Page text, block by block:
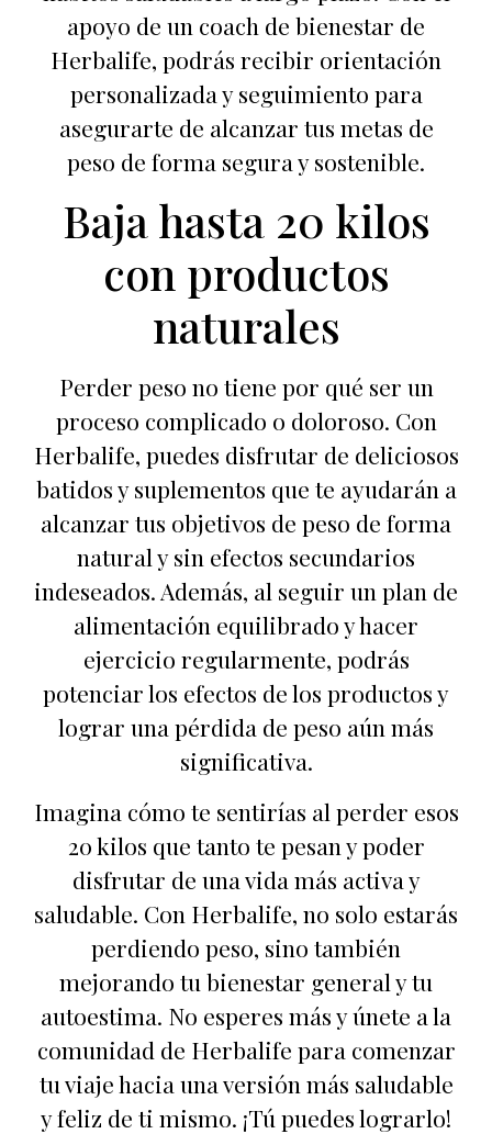
apoyo de un coach de bienestar de
Herbalife, podrás recibir orientación
personalizada y seguimiento para
asegurarte de alcanzar tus metas de
peso de forma segura y sostenible.
Baja hasta 20 kilos
con productos
naturales
Perder peso no tiene por qué ser un
proceso complicado o doloroso. Con
Herbalife, puedes disfrutar de deliciosos
batidos y suplementos que te ayudarán a
alcanzar tus objetivos de peso de forma
natural y sin efectos secundarios
indeseados. Además, al seguir un plan de
alimentación equilibrado y hacer
ejercicio regularmente, podrás
potenciar los efectos de los productos y
lograr una pérdida de peso aún más
significativa.
Imagina cómo te sentirías al perder esos
20 kilos que tanto te pesan y poder
disfrutar de una vida más activa y
saludable. Con Herbalife, no solo estarás
perdiendo peso, sino también
mejorando tu bienestar general y tu
autoestima. No esperes más y únete a la
comunidad de Herbalife para comenzar
tu viaje hacia una versión más saludable
y feliz de ti mismo. ¡Tú puedes lograrlo!